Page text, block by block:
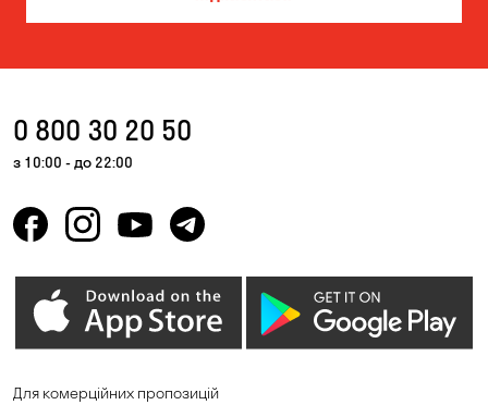
0 800 30 20 50
з 10:00 - до 22:00
Для комерційних пропозицій